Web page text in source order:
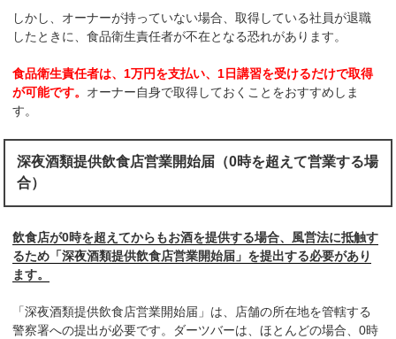
しかし、オーナーが持っていない場合、取得している社員が退職
したときに、食品衛生責任者が不在となる恐れがあります。
食品衛生責任者は、1万円を支払い、1日講習を受けるだけで取得
が可能です。 オーナー自身で取得しておくことをおすすめしま
す。
深夜酒類提供飲食店営業開始届（0時を超えて営業する場
合）
飲食店が0時を超えてからもお酒を提供する場合、風営法に抵触す
るため「深夜酒類提供飲食店営業開始届」を提出する必要があり
ます。
「深夜酒類提供飲食店営業開始届」は、店舗の所在地を管轄する
警察署への提出が必要です。ダーツバーは、ほとんどの場合、0時